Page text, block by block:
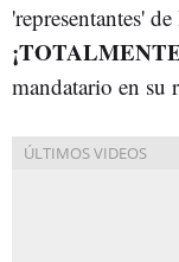
'representantes'
mandatario en su